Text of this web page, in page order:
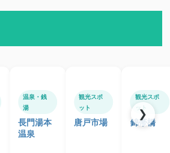
温泉・銭
湯
長門湯本
温泉
観光スポ
ット
唐戸市場
観光スポ
ット
錦帯橋
❯